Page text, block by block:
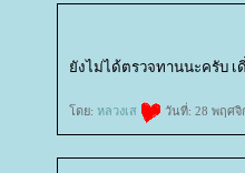
งไม่ได้ตรวจทานนะครับ เ
ดย: หลวงเส วันที่: 28 พฤศจิ